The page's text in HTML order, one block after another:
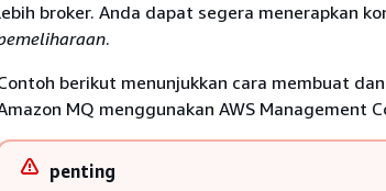
broker. Anda dapat segera menerapkan
.
berikut menunjukkan cara membuat
MQ menggunakan AWS Management
penting